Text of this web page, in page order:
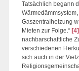
Tatsächlich begann
Gaszentralheizung
Mieten zur Folge.“ [4]
nachbarschaftliche
verschiedenen
sich auch in der